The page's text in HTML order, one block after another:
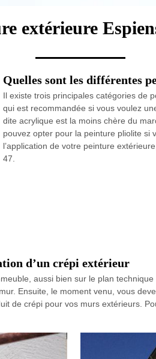
extérieure
Quelles sont les différentes
Il existe trois principales catégories de
qui est recommandée si vous voulez
dite acrylique est la moins chère du
pouvez opter pour la peinture pliolite si
l’application de votre peinture
47.
d’un crépi extérieur
aussi bien sur le plan
Ensuite, le moment venu, vous
de crépi pour vos murs extérieurs.